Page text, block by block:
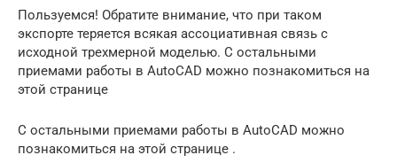
Пользуемся! Обратите внимание, что при таком
экспорте теряется всякая ассоциативная связь с
исходной трехмерной моделью. С остальными
приемами работы в AutoCAD можно познакомиться на
этой странице
С остальными приемами работы в AutoCAD можно
познакомиться на этой странице .